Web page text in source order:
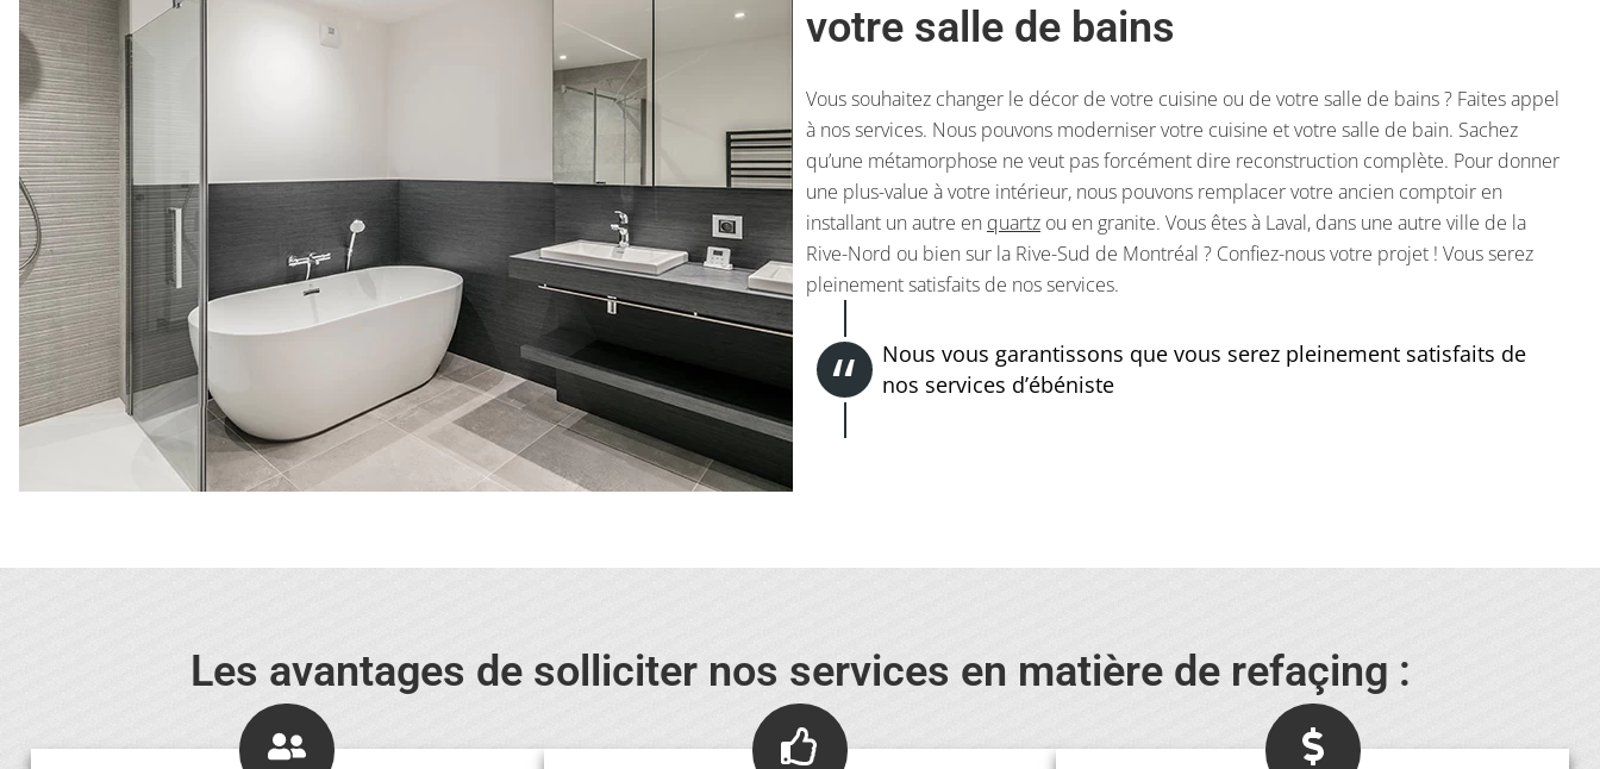
votre salle de bains
Vous souhaitez changer le décor de votre cuisine ou de votre salle de bains ? Faites appel
à nos services. Nous pouvons moderniser votre cuisine et votre salle de bain. Sachez
qu’une métamorphose ne veut pas forcément dire reconstruction complète. Pour donner
une plus-value à votre intérieur, nous pouvons remplacer votre ancien comptoir en
installant un autre en quartzou en granite. Vous êtes à Laval, dans une autre ville de la
Rive-Nord ou bien sur la Rive-Sud de Montréal ? Confiez-nous votre projet ! Vous serez
pleinement satisfaits de nos services.
Nous vous garantissons que vous serez pleinement satisfaits de
nos services d’ébéniste
Les avantages de solliciter nos services en matière de refaçing :